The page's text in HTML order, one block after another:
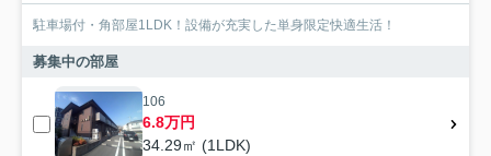
駐車場付・角部屋1LDK！設備が充実した単身限定快適生活！
募集中の部屋
106
6.8万円
34.29㎡ (1LDK)